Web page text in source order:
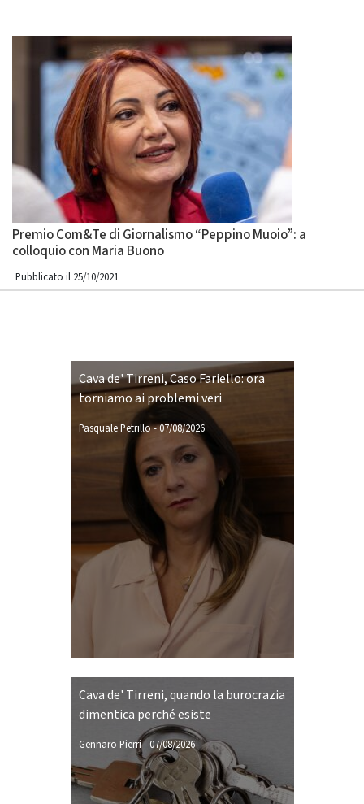
Premio Com&Te di Giornalismo “Peppino Muoio”: a
colloquio con Maria Buono
Pubblicato il 25/10/2021
Cava de' Tirreni, Caso Fariello: ora
torniamo ai problemi veri
Pasquale Petrillo-07/08/2026
Cava de' Tirreni, quando la burocrazia
dimentica perché esiste
Gennaro Pierri- 07/08/2026